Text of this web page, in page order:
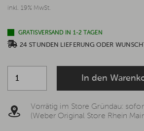
inkl. 19% MwSt.
GRATISVERSAND IN 1-2 TAGEN
24 STUNDEN LIEFERUNG ODER
In den
Vorrätig im Store Gründau:
(Weber Original Store Rhein